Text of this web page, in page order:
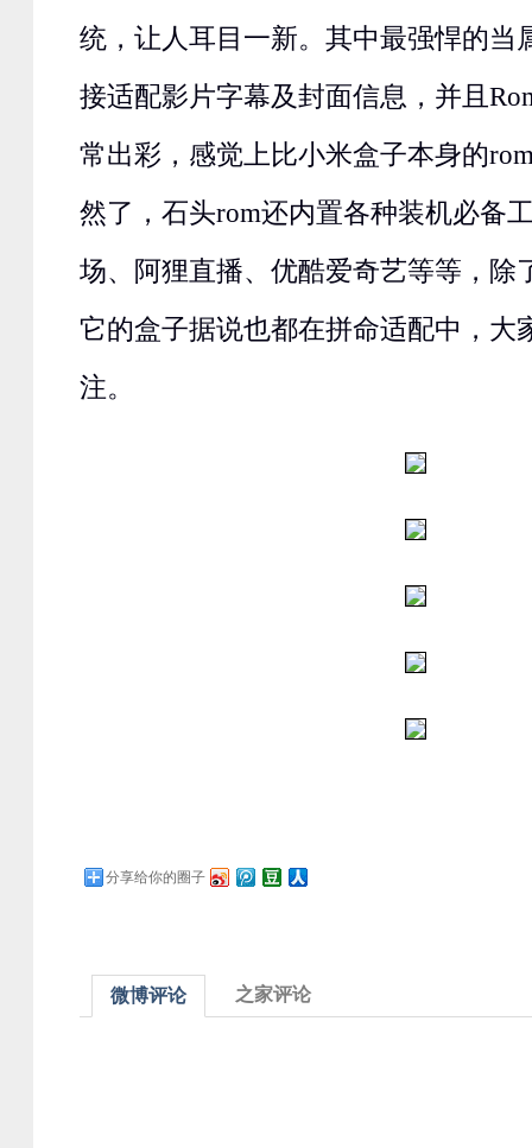
统，让人耳目一新。其中最强悍的当
接适配影片字幕及封面信息，并且
常出彩，感觉上比小米盒子本身的
然了，石头rom还内置各种装机必备
场、阿狸直播、优酷爱奇艺等等，除
它的盒子据说也都在拼命适配中，大
注。
分享给你的圈子
微博评论 之家评论